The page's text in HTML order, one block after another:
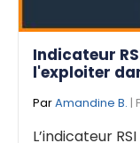
Indicateur
l'exploiter
ParAmandine B. |
L’indicateur